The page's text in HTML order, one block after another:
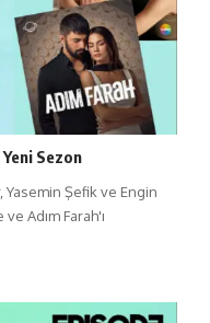
Sezon
Şefik ve Engin
Adım Farah'ı